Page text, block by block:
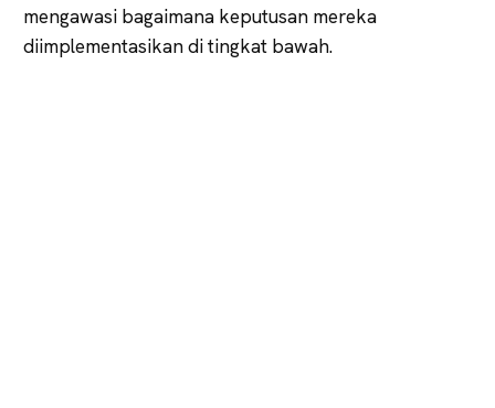
mengawasi bagaimana keputusan mereka
diimplementasikan di tingkat bawah.